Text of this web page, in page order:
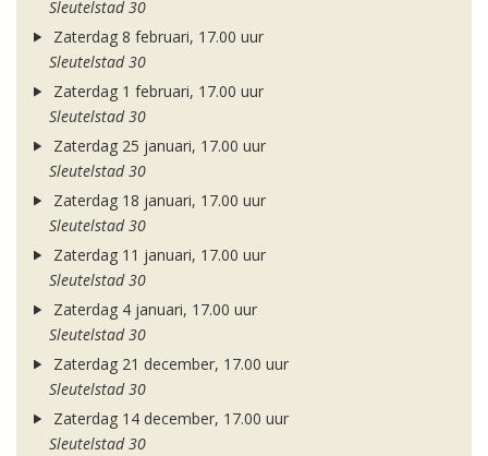
Sleutelstad 30
Zaterdag 8 februari, 17.00 uur
Sleutelstad 30
Zaterdag 1 februari, 17.00 uur
Sleutelstad 30
Zaterdag 25 januari, 17.00 uur
Sleutelstad 30
Zaterdag 18 januari, 17.00 uur
Sleutelstad 30
Zaterdag 11 januari, 17.00 uur
Sleutelstad 30
Zaterdag 4 januari, 17.00 uur
Sleutelstad 30
Zaterdag 21 december, 17.00 uur
Sleutelstad 30
Zaterdag 14 december, 17.00 uur
Sleutelstad 30